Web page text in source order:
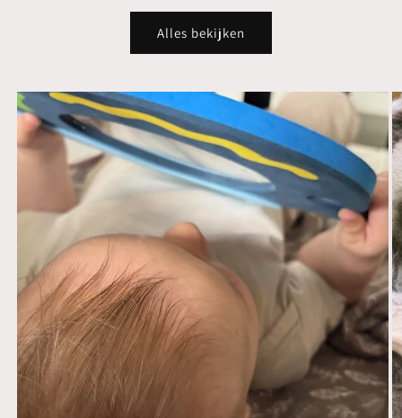
Alles bekijken